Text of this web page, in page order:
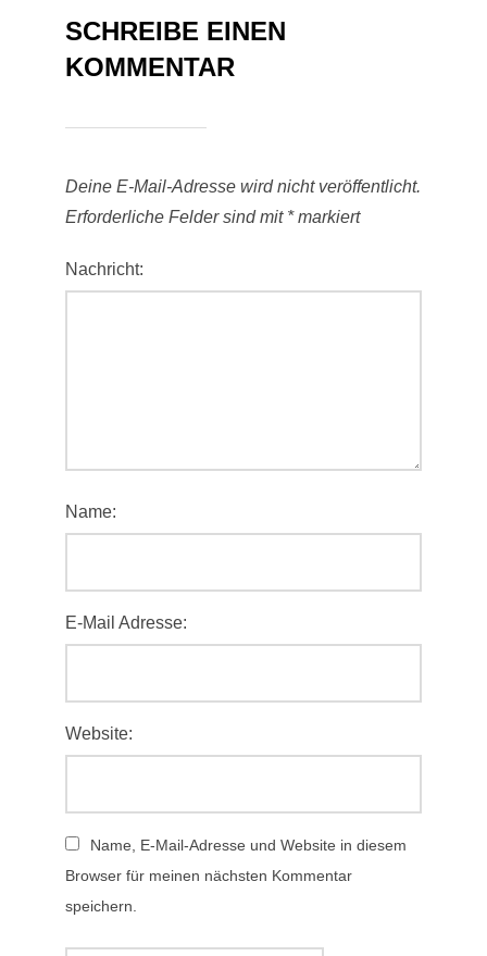
SCHREIBE EINEN
KOMMENTAR
Deine E-Mail-Adresse wird nicht veröffentlicht.
Erforderliche Felder sind mit *markiert
Nachricht:
Name:
E-Mail Adresse:
Website:
Name, E-Mail-Adresse und Website in diesem
Browser für meinen nächsten Kommentar
speichern.